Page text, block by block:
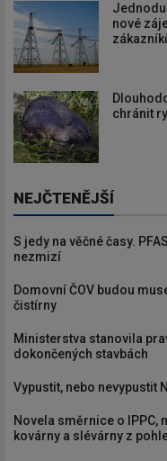
nové
chránit
NEJČTENĚJŠÍ
S jedy na věčné časy.
nezmizí
Domovní ČOV budou
čistírny
Ministerstva stanovila
dokončených stavbách
Vypustit, nebo nevypustit
Novela směrnice o IPPC,
kovárny a slévárny z